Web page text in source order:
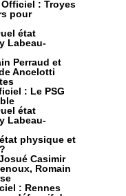
Officiel : Troyes
pour
état
Labeau-
Perraud et
Ancelotti
: Le PSG
état
Labeau-
physique et
Casimir
Romain
: Rennes